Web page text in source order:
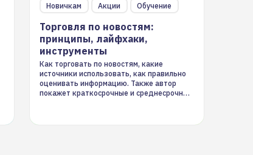
Новичкам Акции Обучение
Торговля по новостям:
принципы, лайфхаки,
инструменты
Как торговать по новостям, какие
источники использовать, как правильно
оценивать информацию. Также автор
покажет краткосрочные и среднесрочные